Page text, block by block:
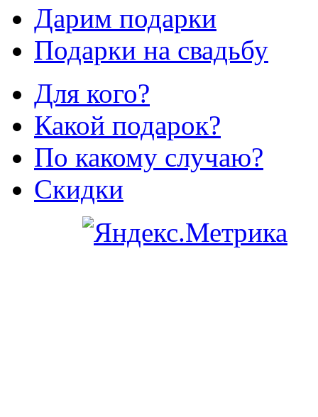
Дарим подарки
Подарки на свадьбу
Для кого?
Какой подарок?
По какому случаю?
Скидки